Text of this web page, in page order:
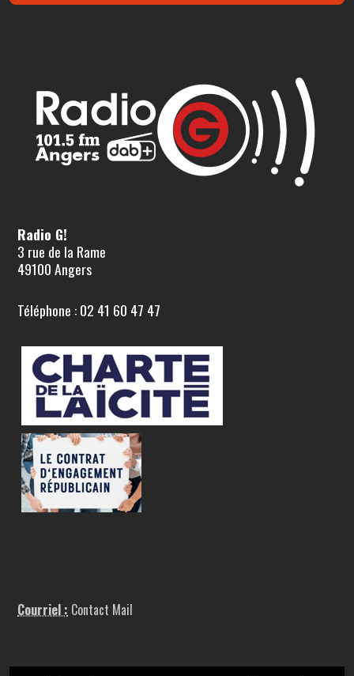
Radio G!
3 rue de la Rame
49100 Angers
Téléphone : 02 41 60 47 47
Courriel : Contact Mail